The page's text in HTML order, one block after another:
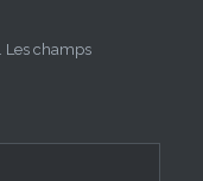
Les champs